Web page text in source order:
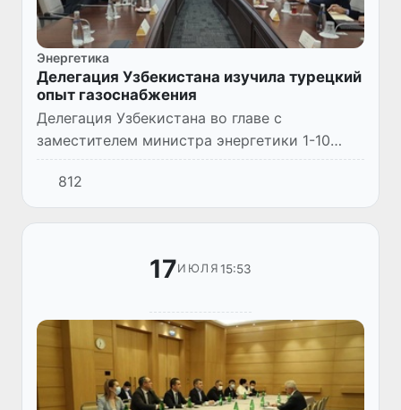
Энергетика
Делегация Узбекистана изучила турецкий
опыт газоснабжения
Делегация Узбекистана во главе с
заместителем министра энергетики 1-10
июля 2021 года посетила Турцию с рабочим
визитом с целью изучения газотранспортной
системы, хода реформ в эне...
812
17ИЮЛЯ 15:53